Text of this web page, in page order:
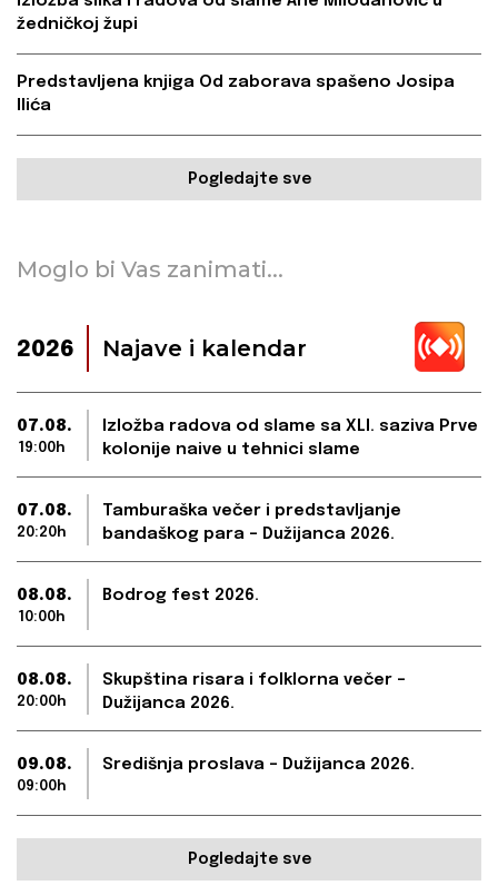
žedničkoj župi
Predstavljena knjiga Od zaborava spašeno Josipa
Ilića
Pogledajte sve
Moglo bi Vas zanimati...
2026 Najave i kalendar
07.08.
19:00h
Izložba radova od slame sa XLI. saziva Prve
kolonije naive u tehnici slame
07.08.
20:20h
Tamburaška večer i predstavljanje
bandaškog para – Dužijanca 2026.
08.08.
10:00h
Bodrog fest 2026.
08.08.
20:00h
Skupština risara i folklorna večer –
Dužijanca 2026.
09.08.
09:00h
Središnja proslava – Dužijanca 2026.
Pogledajte sve